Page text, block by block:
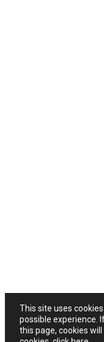
This site uses
possible experience.
this page, cookies